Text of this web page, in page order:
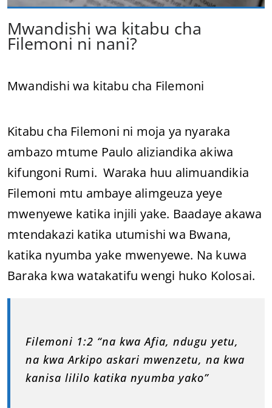
Mwandishi wa kitabu cha
Filemoni ni nani?
Mwandishi wa kitabu cha Filemoni
Kitabu cha Filemoni ni moja ya nyaraka
ambazo mtume Paulo aliziandika akiwa
kifungoni Rumi. Waraka huu alimuandikia
Filemoni mtu ambaye alimgeuza yeye
mwenyewe katika injili yake. Baadaye akawa
mtendakazi katika utumishi wa Bwana,
katika nyumba yake mwenyewe. Na kuwa
Baraka kwa watakatifu wengi huko Kolosai.
Filemoni 1:2 “na kwa Afia, ndugu yetu,
na kwa Arkipo askari mwenzetu, na kwa
kanisa lililo katika nyumba yako”